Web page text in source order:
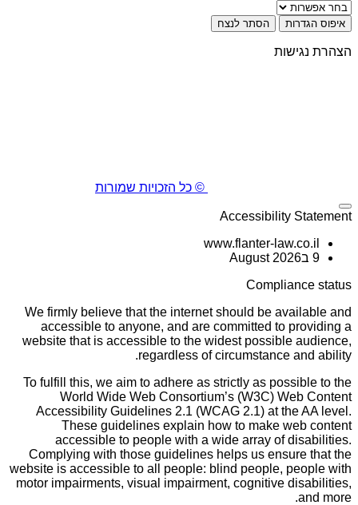
איפוס הגדרות הסתר לנצח
הצהרת נגישות
© כל הזכויות שמורות
Accessibility Statement
www.flanter-law.co.il
9 בAugust 2026
Compliance status
We firmly believe that the internet should be available and
accessible to anyone, and are committed to providing a
website that is accessible to the widest possible audience,
regardless of circumstance and ability.
To fulfill this, we aim to adhere as strictly as possible to the
World Wide Web Consortium’s (W3C) Web Content
Accessibility Guidelines 2.1 (WCAG 2.1) at the AA level.
These guidelines explain how to make web content
accessible to people with a wide array of disabilities.
Complying with those guidelines helps us ensure that the
website is accessible to all people: blind people, people with
motor impairments, visual impairment, cognitive disabilities,
and more.